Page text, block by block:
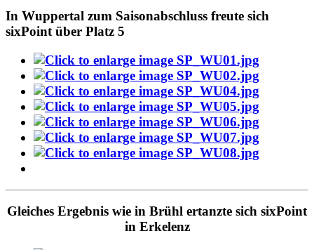
In Wuppertal zum Saisonabschluss freute sich
sixPoint über Platz 5
Gleiches Ergebnis wie in Brühl ertanzte sich sixPoint
in Erkelenz